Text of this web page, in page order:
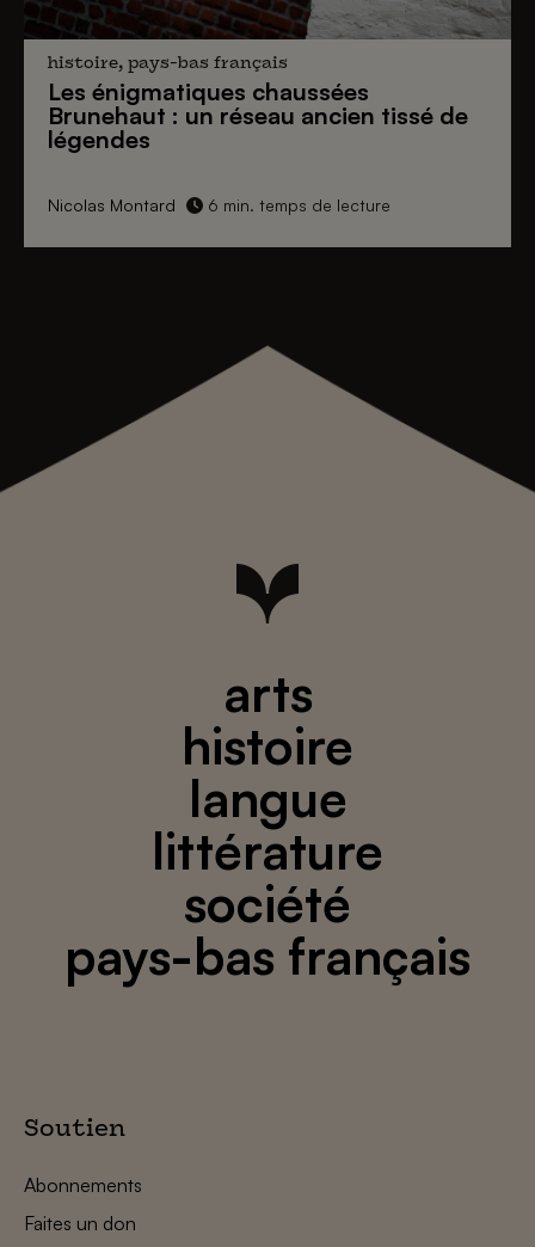
histoire, pays-bas français
Les énigmatiques chaussées
Brunehaut : un réseau ancien tissé de
légendes
Nicolas Montard 6 min. temps de lecture
arts
histoire
langue
littérature
société
pays-bas français
Soutien
Abonnements
Faites un don